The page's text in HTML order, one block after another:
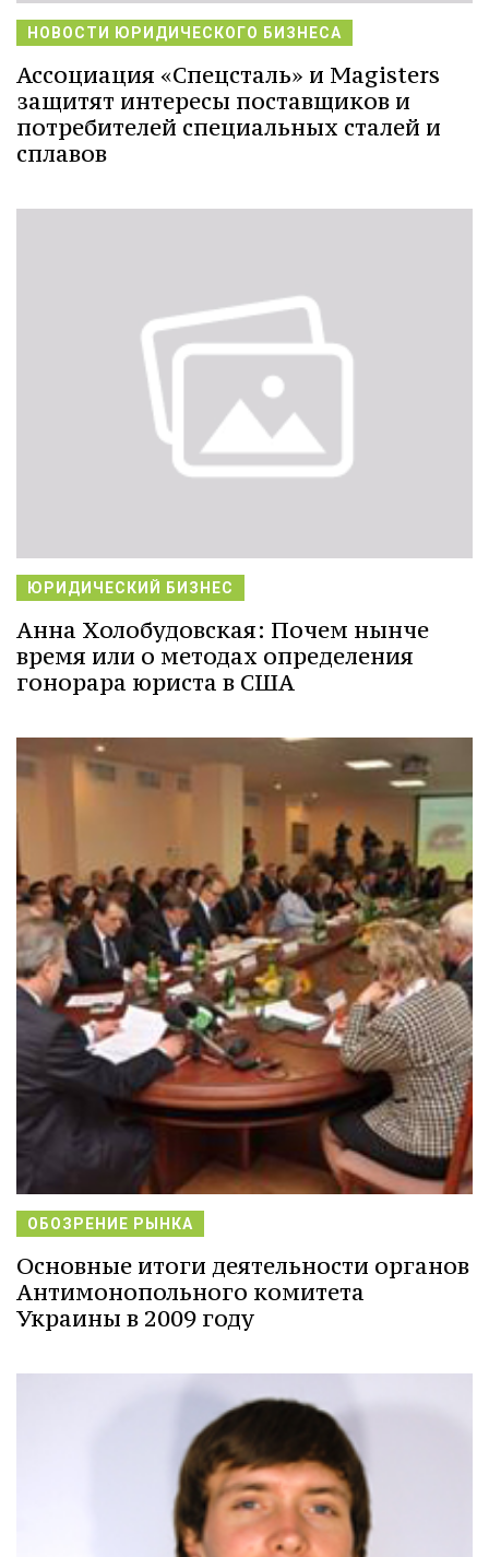
НОВОСТИ ЮРИДИЧЕСКОГО БИЗНЕСА
Ассоциация «Спецсталь» и Magisters
защитят интересы поставщиков и
потребителей специальных сталей и
сплавов
ЮРИДИЧЕСКИЙ БИЗНЕС
Анна Холобудовская: Почем нынче
время или о методах определения
гонорара юриста в США
ОБОЗРЕНИЕ РЫНКА
Основные итоги деятельности органов
Антимонопольного комитета
Украины в 2009 году